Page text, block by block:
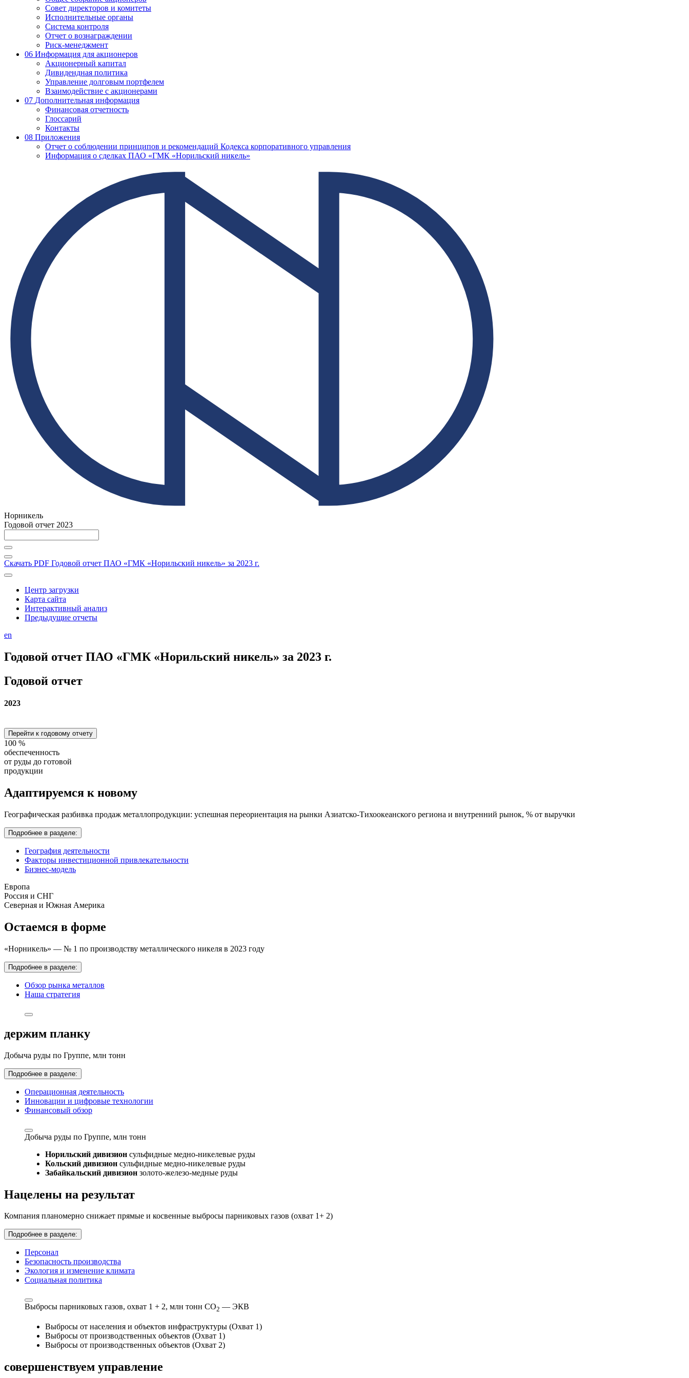
Совет директоров и комитеты
Исполнительные органы
Система контроля
Отчет о вознаграждении
Риск-менеджмент
06 Информация для акционеров
Акционерный капитал
Дивидендная политика
Управление долговым портфелем
Взаимодействие с акционерами
07 Дополнительная информация
Финансовая отчетность
Глоссарий
Контакты
08 Приложения
Отчет о соблюдении принципов и рекомендаций Кодекса корпоративного управления
Информация о сделках ПАО «ГМК «Норильский никель»
Норникель
Годовой отчет 2023
Скачать PDF Годовой отчет ПАО «ГМК «Норильский никель» за 2023 г.
Центр загрузки
Карта сайта
Интерактивный анализ
Предыдущие отчеты
en
Годовой отчет ПАО «ГМК «Норильский никель» за 2023 г.
Годовой отчет
2023
Перейти к годовому отчету
100 %
обеспеченность
от руды до готовой
продукции
Адаптируемся к новому
Географическая разбивка продаж металлопродукции: успешная переориентация на рынки Азиатско-Тихоокеанского региона и внутренний рынок, % от выручки
Подробнее в разделе:
География деятельности
Факторы инвестиционной привлекательности
Бизнес-модель
Европа
Россия и СНГ
Северная и Южная Америка
Остаемся в форме
«Норникель» — № 1 по производству металлического никеля в 2023 году
Подробнее в разделе:
Обзор рынка металлов
Наша стратегия
держим планку
Добыча руды по Группе, млн тонн
Подробнее в разделе:
Операционная деятельность
Инновации и цифровые технологии
Финансовый обзор
Добыча руды по Группе, млн тонн
Норильский дивизион сульфидные медно-никелевые руды
Кольский дивизион сульфидные медно-никелевые руды
Забайкальский дивизион золото-железо-медные руды
Нацелены на результат
Компания планомерно снижает прямые и косвенные выбросы парниковых газов (охват 1+ 2)
Подробнее в разделе:
Персонал
Безопасность производства
Экология и изменение климата
Социальная политика
Выбросы парниковых газов, охват 1 + 2, млн тонн СО2 — ЭКВ
Выбросы от населения и объектов инфраструктуры (Охват 1)
Выбросы от производственных объектов (Охват 1)
Выбросы от производственных объектов (Охват 2)
совершенствуем управление